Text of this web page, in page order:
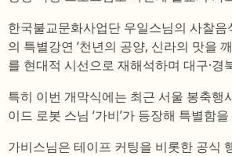
한국불교문화사업단 우일스님의 사찰음
의 특별강연 ‘천년의 공양, 신라의 맛을
를 현대적 시선으로 재해석하며 대구·
특히 이번 개막식에는 최근 서울 봉축
이드 로봇 스님 ‘가비’가 등장해 특별함
가비스님은 테이프 커팅을 비롯한 공식